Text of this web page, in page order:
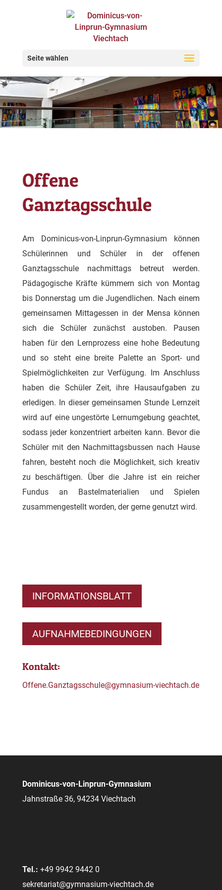
Seite wählen
Offene Ganztagsschule
Offene
Ganztagsschule
Am Dominicus-von-Linprun-Gymnasium können
Schülerinnen und Schüler in der offenen
Ganztagsschule nachmittags betreut werden.
Pädagogische Kräfte kümmern sich von Montag
bis Donnerstag um die Jugendlichen. Nach einem
gemeinsamen Mittagessen in der Mensa können
sich die Schüler zunächst austoben. Pausen
haben für den Lernprozess eine hohe Bedeutung
und so steht eine breite Palette an Sport- und
Spielmöglichkeiten zur Verfügung. Im Anschluss
haben die Schüler Zeit, ihre Hausaufgaben zu
erledigen. In dieser gemeinsamen Stunde Lernzeit
wird auf eine ungestörte Lernumgebung geachtet,
sodass jeder konzentriert arbeiten kann. Bevor die
Schüler mit den Nachmittagsbussen nach Hause
fahren, besteht noch die Möglichkeit, sich kreativ
zu beschäftigen. Über die Jahre ist ein reicher
Fundus an Bastelmaterialien und Spielen
zusammengestellt worden, der gerne genutzt wird.
INFORMATIONSBLATT
AUFNAHMEBEDINGUNGEN
Kontakt:
Offene.Ganztagsschule@gymnasium-viechtach.de
Dominicus-von-Linprun-Gymnasium
Jahnstraße 36, 94234 Viechtach
Tel.: +49 9942 9442 0
sekretariat@gymnasium-viechtach.de